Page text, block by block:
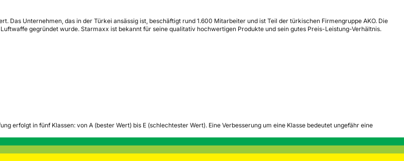
Das Unternehmen, das in der Türkei ansässig ist, beschäftigt rund 1.600 Mitarbeiter und ist Teil der türkischen Firmengruppe AKO. Die
gegründet wurde. Starmaxx ist bekannt für seine qualitativ hochwertigen Produkte und sein gutes Preis-Leistung-Verhältnis.
erfolgt in fünf Klassen: von A (bester Wert) bis E (schlechtester Wert). Eine Verbesserung um eine Klasse bedeutet ungefähr eine